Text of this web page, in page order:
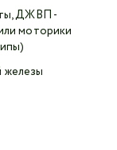
ДЖВП -
моторики
железы